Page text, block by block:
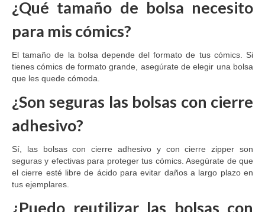
¿Qué tamaño de bolsa necesito
para mis cómics?
El tamaño de la bolsa depende del formato de tus cómics. Si
tienes cómics de formato grande, asegúrate de elegir una bolsa
que les quede cómoda.
¿Son seguras las bolsas con cierre
adhesivo?
Sí, las bolsas con cierre adhesivo y con cierre zipper son
seguras y efectivas para proteger tus cómics. Asegúrate de que
el cierre esté libre de ácido para evitar daños a largo plazo en
tus ejemplares.
¿Puedo reutilizar las bolsas con